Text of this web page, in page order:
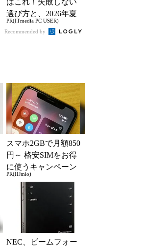
はこれ！失敗しない
選び方と、2026年夏
の一押しモデル
PR(ITmedia PC USER)
Recommended by
スマホ2GBで月額850
円～ 格安SIMをお得
に使うキャンペーン
実施中！
PR(IIJmio)
NEC、ビームフォー